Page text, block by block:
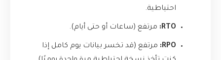
احتياطية.
RTO: مرتفع (ساعات أو حتى أيام).
RPO:
مرتفع (قد تخسر بيانات يوم كامل إذا